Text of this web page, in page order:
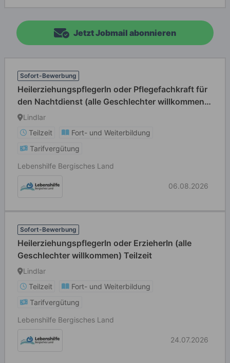
Jetzt Jobmail abonnieren
Sofort-Bewerbung
HeilerziehungspflegerIn oder Pflegefachkraft für
den Nachtdienst (alle Geschlechter willkommen)
in Teilzeit
Lindlar
Teilzeit
Fort- und Weiterbildung
Tarifvergütung
Lebenshilfe Bergisches Land
06.08.2026
Sofort-Bewerbung
HeilerziehungspflegerIn oder ErzieherIn (alle
Geschlechter willkommen) Teilzeit
Lindlar
Teilzeit
Fort- und Weiterbildung
Tarifvergütung
Lebenshilfe Bergisches Land
24.07.2026